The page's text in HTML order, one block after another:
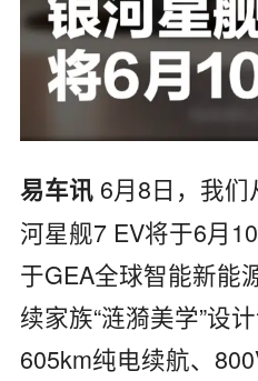
易车讯6月8日，我们
河星舰7 EV将于6月
于GEA全球智能新能
续家族“涟漪美学”设
605km纯电续航、